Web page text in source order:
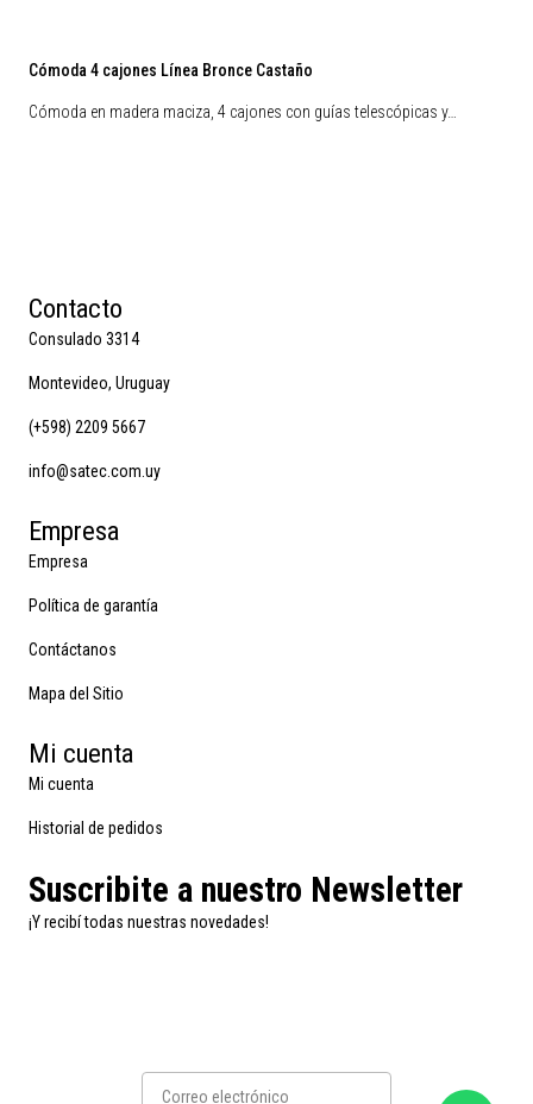
Cómoda 4 cajones Línea Bronce Castaño
Cómoda en madera maciza, 4 cajones con guías telescópicas y…
Contacto
Consulado 3314
Montevideo, Uruguay
(+598) 2209 5667
info@satec.com.uy
Empresa
Empresa
Política de garantía
Contáctanos
Mapa del Sitio
Mi cuenta
Mi cuenta
Historial de pedidos
Suscribite a nuestro Newsletter
¡Y recibí todas nuestras novedades!